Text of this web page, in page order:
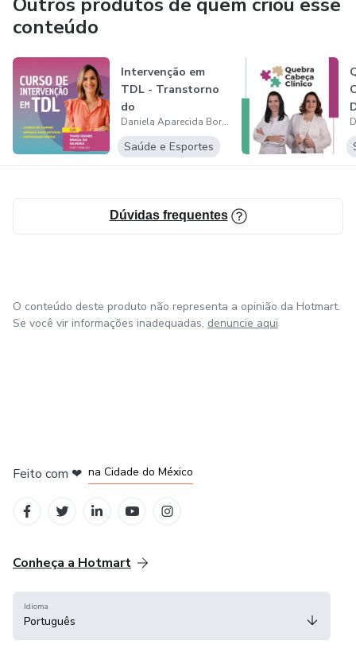
conteúdo
Intervenção em
TDL - Transtorno
do
Desenvolvimento
de Lingua...
Daniela Aparecida Borges Ultramare
Saúde e Esportes
Dúvidas frequentes
O conteúdo deste produto não representa a opinião da Hotmart.
Se você vir informações inadequadas, denuncie aqui
Feito com ❤ na Cidade do México
Conheça a Hotmart
Idioma
Português